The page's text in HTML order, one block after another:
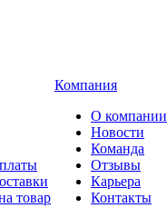
товар
Компания
О компании
Новости
Команда
Отзывы
Карьера
Контакты